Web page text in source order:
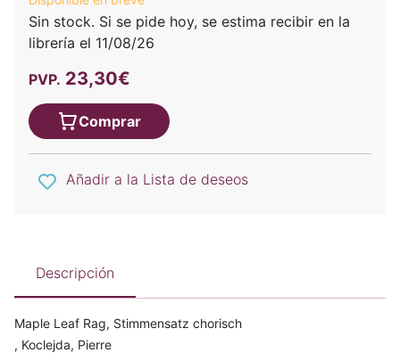
Sin stock. Si se pide hoy, se estima recibir en la
librería el 11/08/26
PVP. 23,30€
Comprar
Añadir a la Lista de deseos
Descripción
Maple Leaf Rag, Stimmensatz chorisch
, Koclejda, Pierre